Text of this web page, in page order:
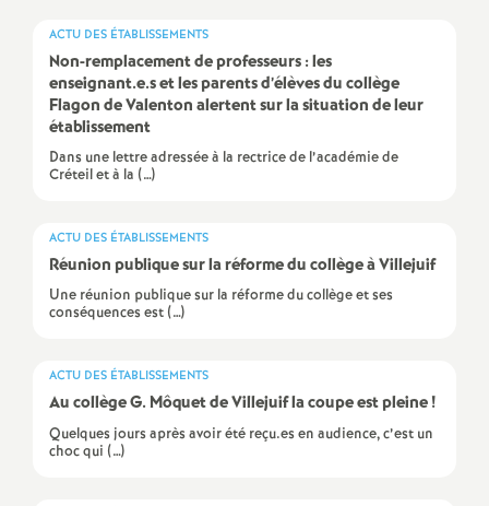
E
n
e
i
n
ACTU DES ÉTABLISSEMENTS
Non-remplacement de professeurs : les
enseignant.e.s et les parents d’élèves du collège
Flagon de Valenton alertent sur la situation de leur
établissement
Dans une lettre adressée à la rectrice de l’académie de
Créteil et à la (…)
ACTU DES ÉTABLISSEMENTS
Réunion publique sur la réforme du collège à Villejuif
Une réunion publique sur la réforme du collège et ses
conséquences est (…)
ACTU DES ÉTABLISSEMENTS
Au collège G. Môquet de Villejuif la coupe est pleine!
Quelques jours après avoir été reçu.es en audience, c’est un
choc qui (…)